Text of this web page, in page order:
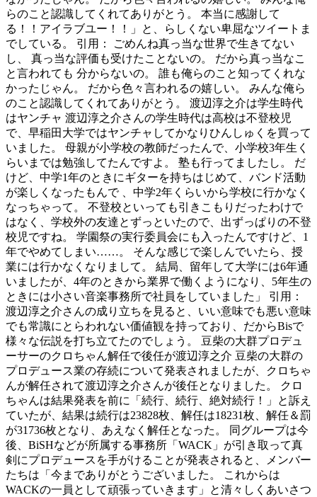
らのこと認識してくれてありがとう。 本当に感謝して
る！！アイラブユー！！」と、らしくない卑屈なツイートま
でしている。 引用： ごめんね真っ当な世界で生きてない
し、 真っ当な評価も受けたことないの。 だから真っ当なこ
と言われても 分からないの。 誰も俺らのこと知ってくれな
かったじゃん。 だから色々言われるの嬉しい。 みんな俺ら
のこと認識してくれてありがとう。 渡辺淳之介は学生時代
はヤンチャ 渡辺淳之介さんの学生時代は高校は不登校児
で、早稲田大学ではヤンチャしてかなりひんしゅくを買って
いました。 母親が小学校の教師だったんで、小学校3年生く
らいまでは勉強してたんですよ。 塾も行ってましたし。 だ
けど、中学1年のときにギターを持ちはじめて、バンド活動
が楽しくなったもんで 、中学2年くらいから学校に行かなく
なっちゃって。 不登校といっても引きこもりだったわけで
はなく、学校外の友達とずっといたので、出ずっぱりの不登
校児ですね。 学園祭の実行委員会にも入ったんですけど、1
年でやめてしまい……。 そんな感じで楽しんでいたら、授
業には行かなくなりまして。 結局、留年して大学には6年通
いましたが、4年のときから業界で働くようになり、5年生の
ときには小さい音楽事務所で社員をしていました」 引用：
渡辺淳之介さんの成り立ちを見ると、いい意味でも悪い意味
でも常識にとらわれない価値観を持っており、だからBisで
様々な伝説を打ち立てたのでしょう。 豆柴の大群プロデュ
ーサーのクロちゃん解任で後任が渡辺淳之介 豆柴の大群の
プロデュース業の存続について発表されましたが、クロちゃ
んが解任されて渡辺淳之介さんが後任となりました。 クロ
ちゃんは結果発表を前に「続行、続行、絶対続行！」と訴え
ていたが、結果は続行は23828枚、解任は18231枚、解任＆罰
が31736枚となり、あえなく解任となった。 同グループは今
後、BiSHなどが所属する事務所「WACK」が引き取って真
剣にプロデュースを手がけることが発表されると、メンバー
たちは「今までありがとうございました。 これからは
WACKの一員として頑張っていきます」と清々しくあいさつ